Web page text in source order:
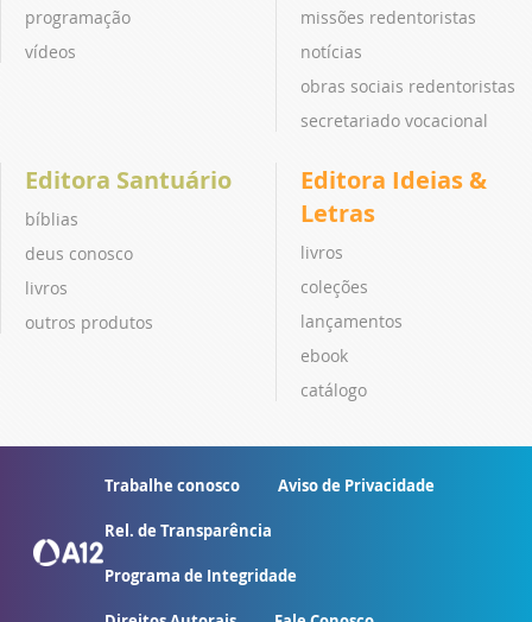
programação
vídeos
missões redentoristas
notícias
obras sociais redentoristas
secretariado vocacional
Editora Santuário
bíblias
deus conosco
livros
outros produtos
Editora Ideias &
Letras
livros
coleções
lançamentos
ebook
catálogo
Trabalhe conosco Aviso de Privacidade
Rel. de Transparência
Programa de Integridade